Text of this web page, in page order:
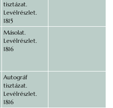
tisztázat.
Levélrészlet.
1815
Másolat.
Levélrészlet.
1816
Autográf
tisztázat.
Levélrészlet.
1816